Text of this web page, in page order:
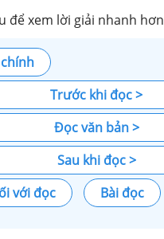
để xem lời giải nhanh hơn
Trước khi đọc >
Đọc văn bản >
Sau khi đọc >
với đọc
Bài đọc